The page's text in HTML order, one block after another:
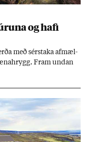
og hafi
með sér­staka af­mæl­
Fram und­an